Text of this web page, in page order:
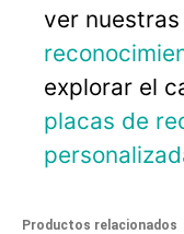
ver
explorar el
placas de
Productos relacionados